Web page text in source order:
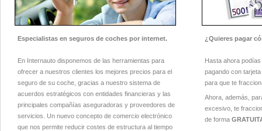
Especialistas en seguros de coches por internet.
En Internauto disponemos de las herramientas para
ofrecer a nuestros clientes los mejores precios para el
seguro de su coche, gracias a nuestro sistema de
acuerdos estratégicos con entidades financieras y las
principales compañías aseguradoras y proveedores de
servicios. Un nuevo concepto de comercio electrónico
que nos permite reducir costes de estructura al tiempo
¿Quieres pagar
Hasta ahora
pagando con
para que te
Ahora, además,
excesivo, te
de forma